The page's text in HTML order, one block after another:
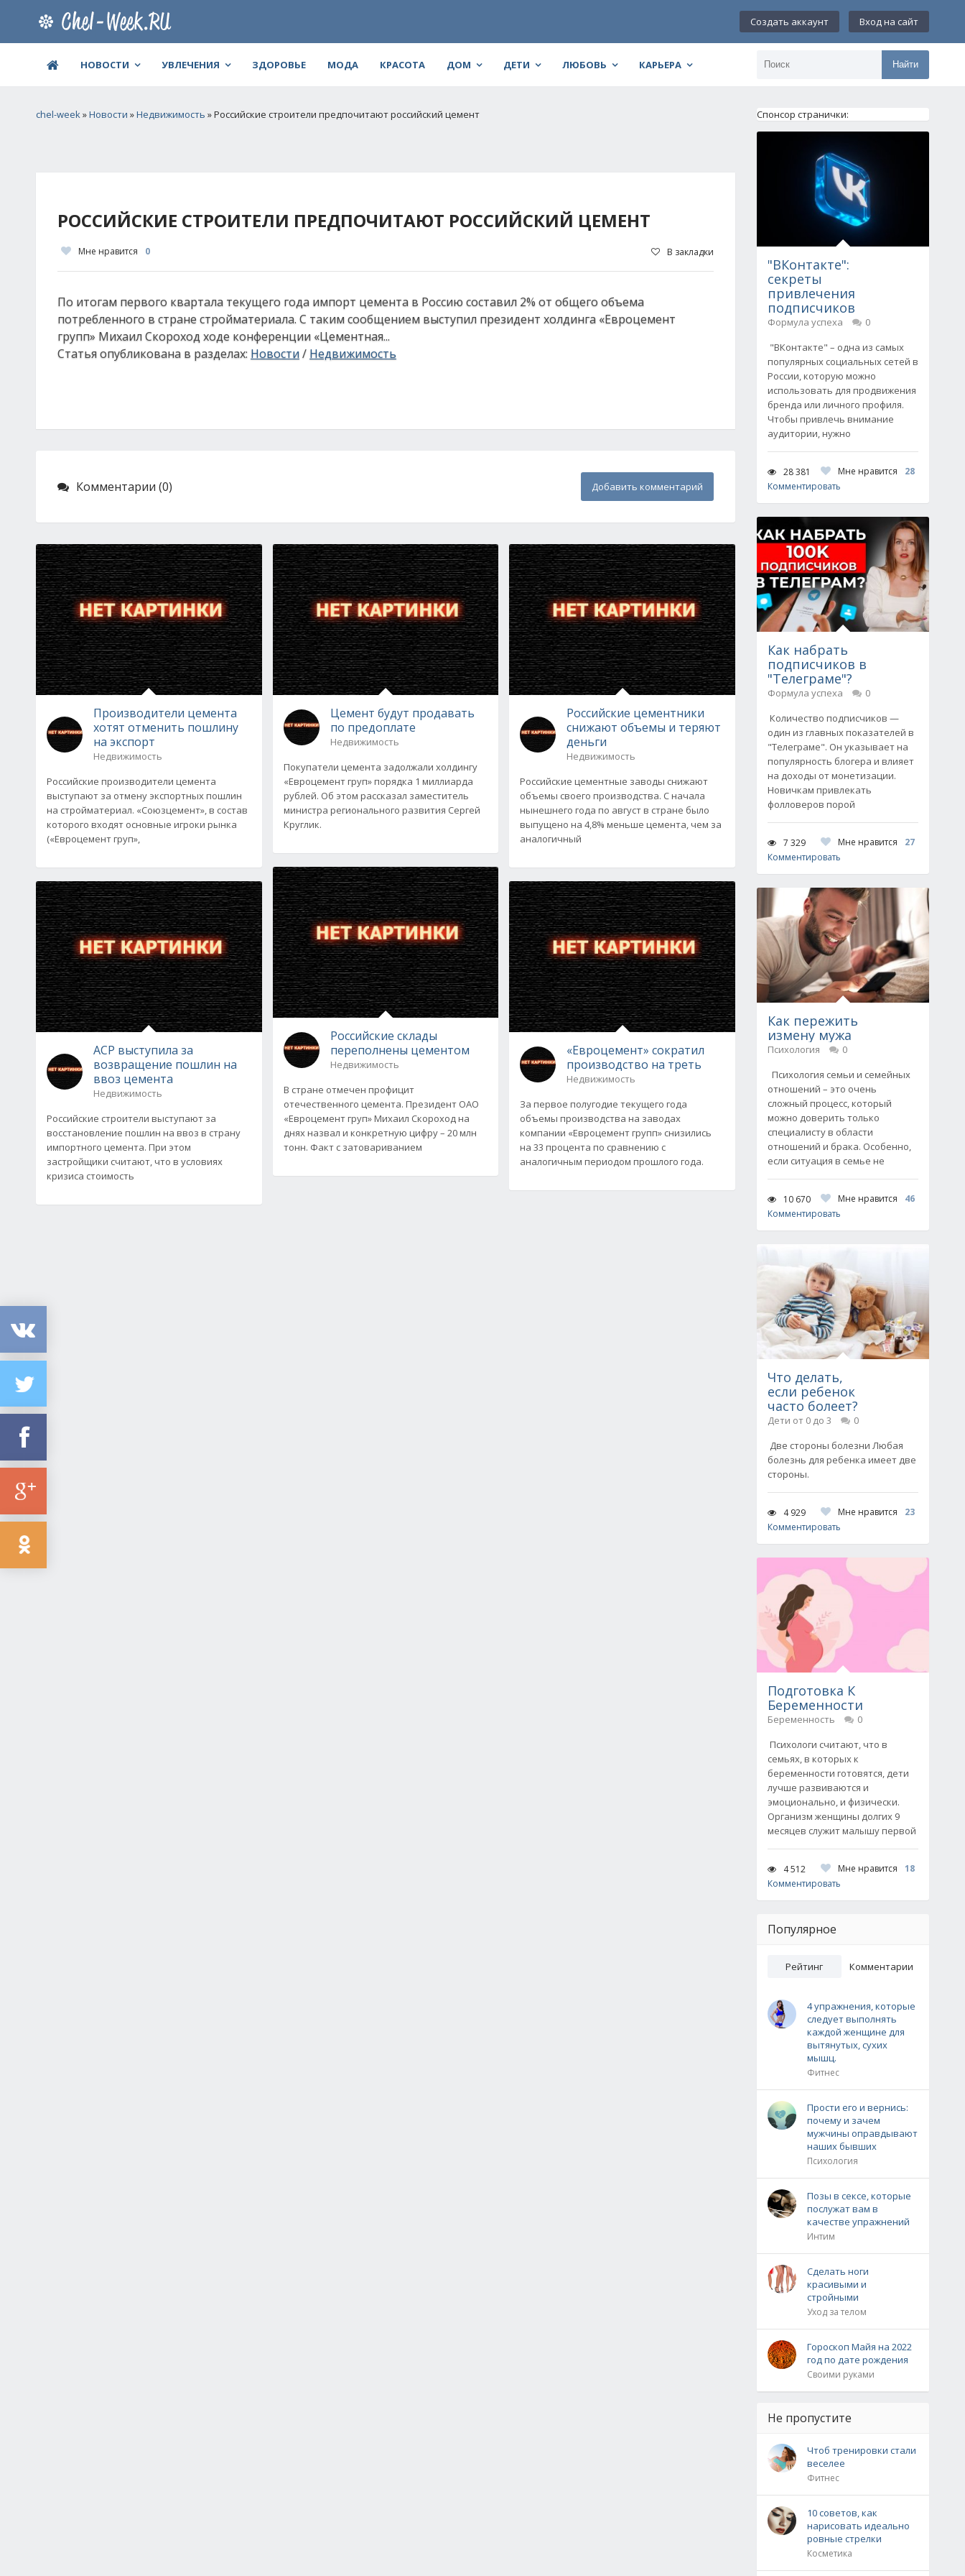
Создать аккаунт Вход на сайт
НОВОСТИ УВЛЕЧЕНИЯ ЗДОРОВЬЕ МОДА КРАСОТА ДОМ ДЕТИ ЛЮБОВЬ КАРЬЕРА Найти
chel-week»Новости »Недвижимость » Российские строители предпочитают российский цемент
РОССИЙСКИЕ СТРОИТЕЛИ ПРЕДПОЧИТАЮТ РОССИЙСКИЙ ЦЕМЕНТ
Мне нравится 0 В закладки
По итогам первого квартала текущего года импорт цемента в Россию составил 2% от общего объема
потребленного в стране стройматериала. С таким сообщением выступил президент холдинга «Евроцемент
групп» Михаил Скороход ходе конференции «Цементная...
Статья опубликована в разделах: Новости/ Недвижимость
Комментарии (0) Добавить комментарий
Производители цемента
хотят отменить пошлину
на экспорт
Недвижимость
Российские производители цемента
выступают за отмену экспортных пошлин
на стройматериал. «Союзцемент», в состав
которого входят основные игроки рынка
(«Евроцемент груп»,
АСР выступила за
возвращение пошлин на
ввоз цемента
Недвижимость
Российские строители выступают за
восстановление пошлин на ввоз в страну
импортного цемента. При этом
застройщики считают, что в условиях
кризиса стоимость
Цемент будут продавать
по предоплате
Недвижимость
Покупатели цемента задолжали холдингу
«Евроцемент груп» порядка 1 миллиарда
рублей. Об этом рассказал заместитель
министра регионального развития Сергей
Круглик.
Российские склады
переполнены цементом
Недвижимость
В стране отмечен профицит
отечественного цемента. Президент ОАО
«Евроцемент груп» Михаил Скороход на
днях назвал и конкретную цифру – 20 млн
тонн. Факт с затовариванием
Российские цементники
снижают объемы и теряют
деньги
Недвижимость
Российские цементные заводы снижают
объемы своего производства. С начала
нынешнего года по август в стране было
выпущено на 4,8% меньше цемента, чем за
аналогичный
«Евроцемент» сократил
производство на треть
Недвижимость
За первое полугодие текущего года
объемы производства на заводах
компании «Евроцемент групп» снизились
на 33 процента по сравнению с
аналогичным периодом прошлого года.
Спонсор странички:
"ВКонтакте":
секреты
привлечения
подписчиков
Формула успеха
0
"ВКонтакте" – одна из самых
популярных социальных сетей в
России, которую можно
использовать для продвижения
бренда или личного профиля.
Чтобы привлечь внимание
аудитории, нужно
28 381 Мне нравится
28
Комментировать
Как набрать
подписчиков в
"Телеграме"?
Формула успеха
0
Количество подписчиков —
один из главных показателей в
"Телеграме". Он указывает на
популярность блогера и влияет
на доходы от монетизации.
Новичкам привлекать
фолловеров порой
7 329 Мне нравится
27
Комментировать
Как пережить
измену мужа
Психология
0
Психология семьи и семейных
отношений – это очень
сложный процесс, который
можно доверить только
специалисту в области
отношений и брака. Особенно,
если ситуация в семье не
10 670 Мне нравится
46
Комментировать
Что делать,
если ребенок
часто болеет?
Дети от 0 до 3
0
Две стороны болезни Любая
болезнь для ребенка имеет две
стороны.
4 929 Мне нравится
23
Комментировать
Подготовка К
Беременности
Беременность
0
Психологи считают, что в
семьях, в которых к
беременности готовятся, дети
лучше развиваются и
эмоционально, и физически.
Организм женщины долгих 9
месяцев служит малышу первой
4 512 Мне нравится
18
Комментировать
Популярное
Рейтинг Комментарии
4 упражнения, которые
следует выполнять
каждой женщине для
вытянутых, сухих
мышц.
Фитнес
Прости его и вернись:
почему и зачем
мужчины оправдывают
наших бывших
Психология
Позы в сексе, которые
послужат вам в
качестве упражнений
Интим
Сделать ноги
красивыми и
стройными
Уход за телом
Гороскоп Майя на 2022
год по дате рождения
Своими руками
Не пропустите
Чтоб тренировки стали
веселее
Фитнес
10 советов, как
нарисовать идеально
ровные стрелки
Косметика